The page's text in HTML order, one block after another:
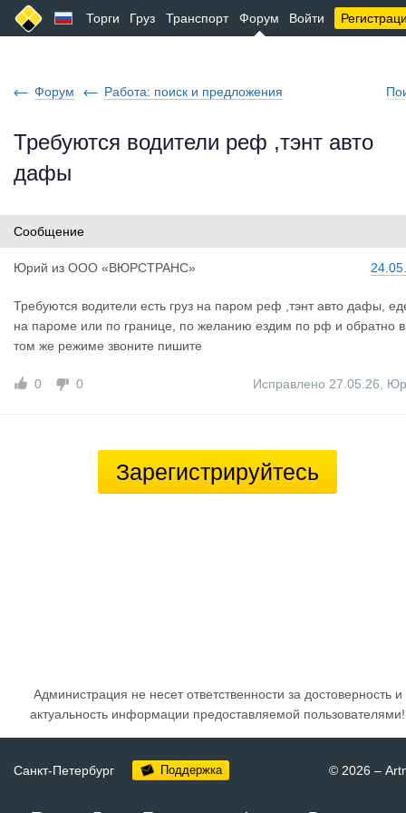
Торги Груз Транспорт Форум Войти
Форум Работа: поиск и предложения
Требуются водители реф ,тэнт авто
дафы
Сообщение
Юрий из ООО «ВЮРСТРАНС»
Требуются водители есть груз на паром реф ,тэнт авто дафы,
на пароме или по границе, по желанию ездим по рф и обратно в
том же режиме звоните пишите
0 0 Исправлено 27.05.26
Зарегистрируйтесь
Администрация не несет ответственности за достоверность и
актуальность информации предоставляемой пользователями!
Санкт-Петербург Поддержка © 2026 –